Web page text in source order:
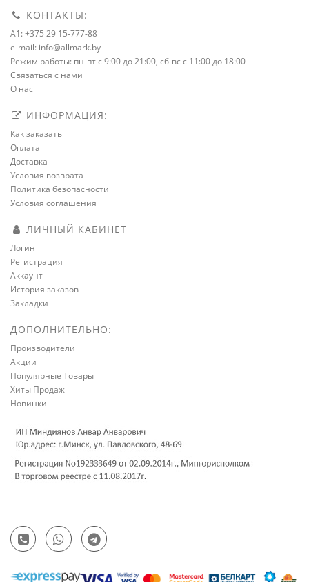
КОНТАКТЫ:
A1: +375 29 15-777-88
e-mail: info@allmark.by
Режим работы: пн-пт с 9:00 до 21:00, сб-вс с 11:00 до 18:00
Связаться с нами
О нас
ИНФОРМАЦИЯ:
Как заказать
Оплата
Доставка
Условия возврата
Политика безопасности
Условия соглашения
ЛИЧНЫЙ КАБИНЕТ
Логин
Регистрация
Аккаунт
История заказов
Закладки
ДОПОЛНИТЕЛЬНО:
Производители
Акции
Популярные Товары
Хиты Продаж
Новинки